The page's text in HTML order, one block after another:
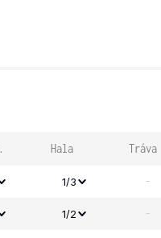
Hala Tráva
1/3 -
1/2 -